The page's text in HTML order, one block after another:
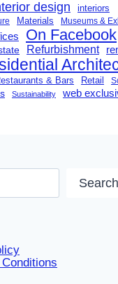
design interiors
Materials Museums &
On Facebook
Refurbishment
& Bars Retail
Sustainability web
Search